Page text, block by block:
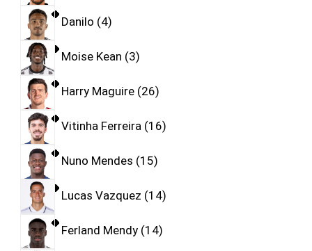
Danilo 4
Moise Kean 3
Harry Maguire 26
Vitinha Ferreira 16
Nuno Mendes 15
Lucas Vazquez 14
Ferland Mendy 14